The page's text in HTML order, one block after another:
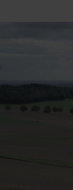
399 bis Gey,
Untermaubach
über die B 56
in Richtung
bis
Düren
Bitte nutzen
Parkstreifen